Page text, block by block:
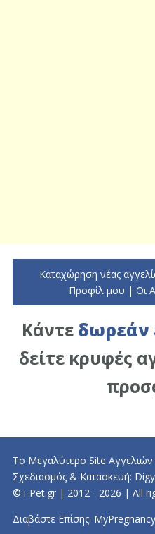
Καταχώρηση νέας
Προφίλ μου | Οι
Κάντε δωρεάν
δείτε κρυφές
Το Μεγαλύτερο Site Αγγελιών
Σχεδιασμός & Κατασκευή:
© i-Pet.gr | 2012 - 2026 | All
Διαβάστε Επίσης: